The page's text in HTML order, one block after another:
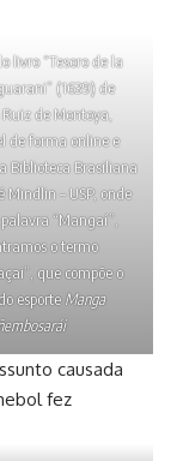
livro “Tesoro de la
(1639) de
de Montoya,
de forma online e
Biblioteca Brasiliana
Mindlin – USP, onde
“Mangaí”,
o termo
que compõe o
esporteManga
causada
fez